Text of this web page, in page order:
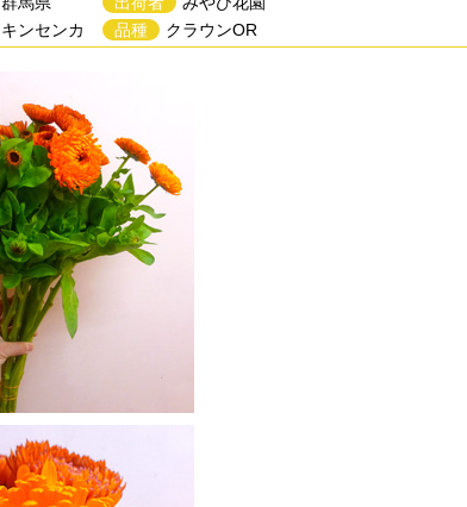
キンセンカ
品種
クラウンOR